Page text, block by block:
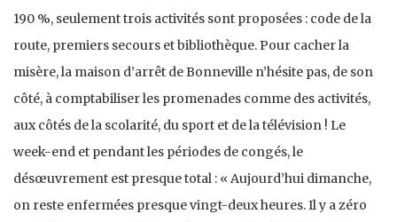
190 %, seulement trois activités sont proposées : code de la
route, premiers secours et bibliothèque. Pour cacher la
misère, la maison d’arrêt de Bonneville n’hésite pas, de son
côté, à comptabiliser les promenades comme des activités,
aux côtés de la scolarité, du sport et de la télévision ! Le
week-end et pendant les périodes de congés, le
désœuvrement est presque total : « Aujourd’hui dimanche,
on reste enfermées presque vingt-deux heures. Il y a zéro